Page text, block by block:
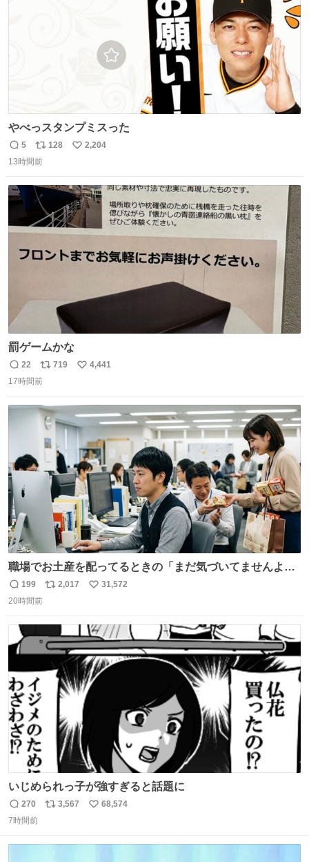
やべっスタンプミスった
返
信
5
リ
ポ
ト
数
128
い
数
2,204
13時間前
罰ゲームかな
返
信
22
リ
ポ
ト
数
719
い
数
4,441
17時間前
職場でお土産を配ってるときの「まだ気づいてませんよ」
的な演技が毎回シンドい。
返
信
199
リ
ト
数
2,017
い
数
31,572
20時間前
いじめられっ子が強すぎると話題に
返
信
270
リ
3,567
い
68,574
7時間前